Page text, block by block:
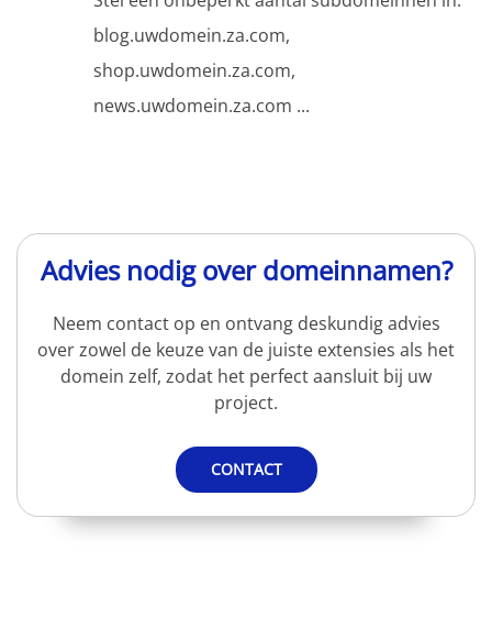
blog.uwdomein.za.com,
shop.uwdomein.za.com,
news.uwdomein.za.com ...
Advies nodig over domeinnamen?
Neem contact op en ontvang deskundig advies
over zowel de keuze van de juiste extensies als het
domein zelf, zodat het perfect aansluit bij uw
project.
CONTACT